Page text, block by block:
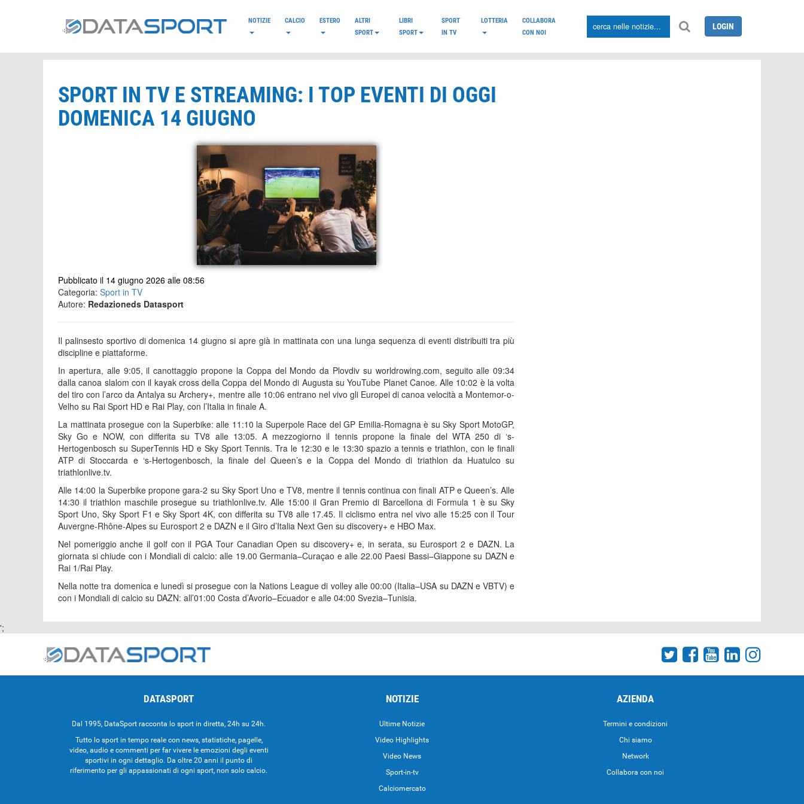
NOTIZIE CALCIO ESTERO
ALTRI
SPORT
LIBRI
SPORT
SPORT
IN TV
LOTTERIA
COLLABORA
CON NOI
LOGIN
SPORT IN TV E STREAMING: I TOP EVENTI DI OGGI
DOMENICA 14 GIUGNO
Pubblicato il 14 giugno 2026 alle 08:56
Categoria: Sport in TV
Autore: Redazioneds Datasport
Il palinsesto sportivo di domenica 14 giugno si apre già in mattinata con una lunga sequenza di eventi distribuiti tra più
discipline e piattaforme.
In apertura, alle 9:05, il canottaggio propone la Coppa del Mondo da Plovdiv su worldrowing.com, seguito alle 09:34
dalla canoa slalom con il kayak cross della Coppa del Mondo di Augusta su YouTube Planet Canoe. Alle 10:02 è la volta
del tiro con l’arco da Antalya su Archery+, mentre alle 10:06 entrano nel vivo gli Europei di canoa velocità a Montemor-o-
Velho su Rai Sport HD e Rai Play, con l’Italia in finale A.
La mattinata prosegue con la Superbike: alle 11:10 la Superpole Race del GP Emilia-Romagna è su Sky Sport MotoGP,
Sky Go e NOW, con differita su TV8 alle 13:05. A mezzogiorno il tennis propone la finale del WTA 250 di ‘s-
Hertogenbosch su SuperTennis HD e Sky Sport Tennis. Tra le 12:30 e le 13:30 spazio a tennis e triathlon, con le finali
ATP di Stoccarda e ‘s-Hertogenbosch, la finale del Queen’s e la Coppa del Mondo di triathlon da Huatulco su
triathlonlive.tv.
Alle 14:00 la Superbike propone gara-2 su Sky Sport Uno e TV8, mentre il tennis continua con finali ATP e Queen’s. Alle
14:30 il triathlon maschile prosegue su triathlonlive.tv. Alle 15:00 il Gran Premio di Barcellona di Formula 1 è su Sky
Sport Uno, Sky Sport F1 e Sky Sport 4K, con differita su TV8 alle 17.45. Il ciclismo entra nel vivo alle 15:25 con il Tour
Auvergne-Rhône-Alpes su Eurosport 2 e DAZN e il Giro d’Italia Next Gen su discovery+ e HBO Max.
Nel pomeriggio anche il golf con il PGA Tour Canadian Open su discovery+ e, in serata, su Eurosport 2 e DAZN. La
giornata si chiude con i Mondiali di calcio: alle 19.00 Germania–Curaçao e alle 22.00 Paesi Bassi–Giappone su DAZN e
Rai 1/Rai Play.
Nella notte tra domenica e lunedì si prosegue con la Nations League di volley alle 00:00 (Italia–USA su DAZN e VBTV) e
con i Mondiali di calcio su DAZN: all’01:00 Costa d’Avorio–Ecuador e alle 04:00 Svezia–Tunisia.
';
DATASPORT
Dal 1995, DataSport racconta lo sport in diretta, 24h su 24h.
Tutto lo sport in tempo reale con news, statistiche, pagelle,
video, audio e commenti per far vivere le emozioni degli eventi
sportivi in ogni dettaglio. Da oltre 20 anni il punto di
riferimento per gli appassionati di ogni sport, non solo calcio.
NOTIZIE
Ultime Notizie
Video Highlights
Video News
Sport-in-tv
Calciomercato
AZIENDA
Termini e condizioni
Chi siamo
Network
Collabora con noi